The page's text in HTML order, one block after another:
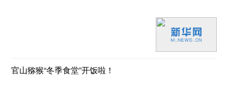
官山猕猴“冬季食堂”开饭啦！